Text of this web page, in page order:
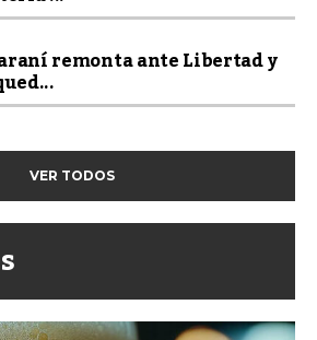
remonta ante Libertad y
VER TODOS